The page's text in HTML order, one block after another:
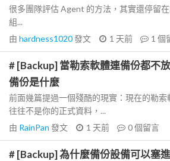
很多團隊評估 Agent 的方法，其實還停留
組...
由 hardness1020發文 1 天前 1 個
# [Backup] 當勒索軟體連備份都不
備份是什麼
前面幾篇提過一個殘酷的現實：現在的勒
往往不是你的正式資料，...
由 RainPan 發文 1 天前 0個留言
# [Backup] 為什麼備份設備可以塞